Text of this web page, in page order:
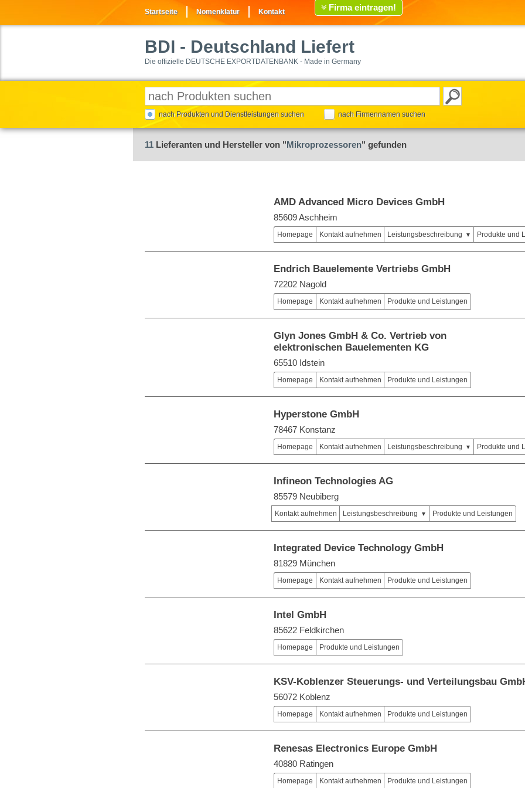
Startseite Nomenklatur Kontakt Firma eintragen!
BDI - Deutschland Liefert
Die offizielle DEUTSCHE EXPORTDATENBANK - Made in Germany
nach Produkten und Dienstleistungen suchen nach Firmennamen suchen
11 Lieferanten und Hersteller von "Mikroprozessoren" gefunden
AMD Advanced Micro Devices GmbH
85609 Aschheim
Homepage Kontakt aufnehmen Leistungsbeschreibung Produkte und
Endrich Bauelemente Vertriebs GmbH
72202 Nagold
Homepage Kontakt aufnehmen Produkte und Leistungen
Glyn Jones GmbH & Co. Vertrieb von
elektronischen Bauelementen KG
65510 Idstein
Homepage Kontakt aufnehmen Produkte und Leistungen
Hyperstone GmbH
78467 Konstanz
Homepage Kontakt aufnehmen Leistungsbeschreibung Produkte und
Infineon Technologies AG
85579 Neubiberg
Kontakt aufnehmen Leistungsbeschreibung Produkte und Leistungen
Integrated Device Technology GmbH
81829 München
Homepage Kontakt aufnehmen Produkte und Leistungen
Intel GmbH
85622 Feldkirchen
Homepage Produkte und Leistungen
KSV-Koblenzer Steuerungs- und Verteilungsbau
56072 Koblenz
Homepage Kontakt aufnehmen Produkte und Leistungen
Renesas Electronics Europe GmbH
40880 Ratingen
Homepage Kontakt aufnehmen Produkte und Leistungen